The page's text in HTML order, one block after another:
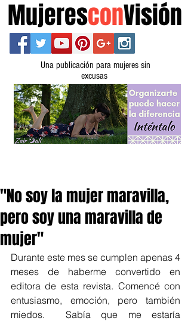
MujeresconVisión
Una publicación para mujeres sin
excusas
"No soy la mujer maravilla,
pero soy una maravilla de
mujer"
Durante este mes se cumplen apenas 4
meses de haberme convertido en
editora de esta revista. Comencé con
entusiasmo, emoción, pero también
miedos.  Sabía que me estaría